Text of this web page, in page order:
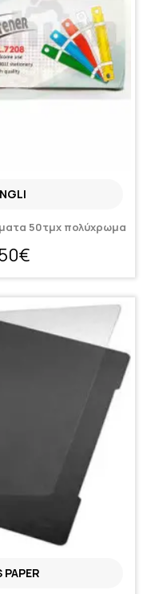
50τμχ πολύχρωμα
PAPER